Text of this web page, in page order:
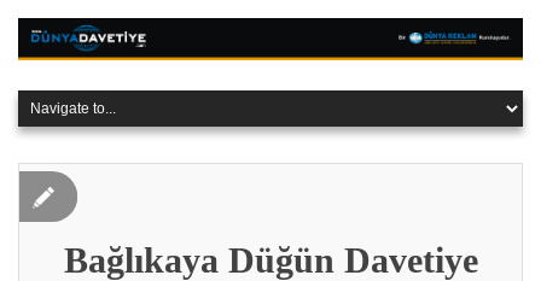
Bağlıkaya Düğün Davetiye